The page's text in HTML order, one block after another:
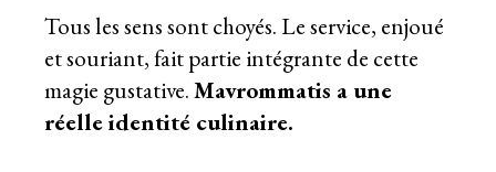
Tous les sens sont choyés. Le service, enjoué
et souriant, fait partie intégrante de cette
magie gustative.Mavrommatis a une
réelle identité culinaire.